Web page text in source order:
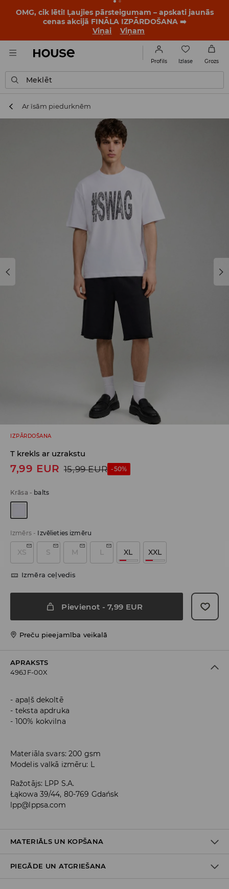
OMG, cik lēti! Ļaujies pārsteigumam – apskati jaunās
cenas akcijā FINĀLA IZPĀRDOŠANA ➡️
Viņai
Viņam
Profils Izlase Grozs
Meklēt
Ar īsām piedurknēm
IZPĀRDOŠANA
T krekls ar uzrakstu
7,99 EUR 15,99 EUR -50%
Krāsa - balts
Izmērs- Izvēlieties izmēru
XS S M L XL XXL
Izmēra ceļvedis
Pievienot -7,99 EUR
Preču pieejamība veikalā
APRAKSTS
496JF-00X
apaļš dekoltē
teksta apdruka
100% kokvilna
Materiāla svars: 200 gsm
Modelis valkā izmēru: L
Ražotājs: LPP S.A.
Łąkowa 39/44, 80-769 Gdańsk
lpp@lppsa.com
MATERIĀLS UN KOPŠANA
100% KOKVILNA
PIEGĀDE UN ATGRIEŠANA